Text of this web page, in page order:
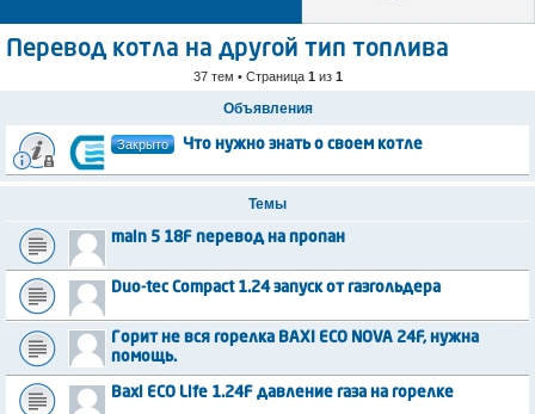
Перевод котла на другой тип топлива
37 тем • Страница 1 из 1
Объявления
Закрыто Что нужно знать о своем котле
Темы
main 5 18F перевод на пропан
Duo-tec Compact 1.24 запуск от газгольдера
Горит не вся горелка BAXI ECO NOVA 24F, нужна
помощь.
Baxi ECO Life 1.24F давление газа на горелке